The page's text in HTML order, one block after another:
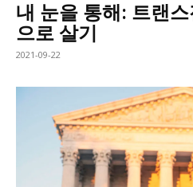
내 눈을 통해: 트랜
으로 살기
2021-09-22